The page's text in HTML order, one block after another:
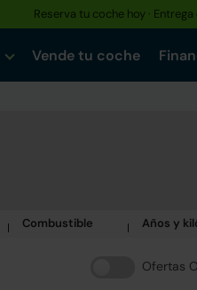
Reserva tu coche hoy ·
Vende tu coche
Combustible Años y
Ofertas